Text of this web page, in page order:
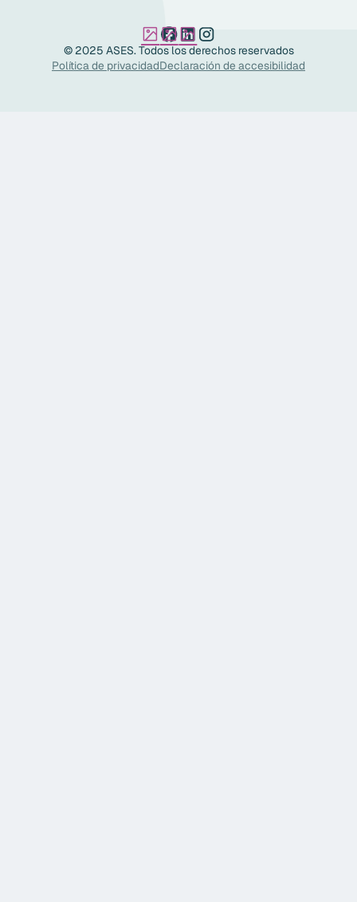
© 2025 ASES. Todos los derechos reservados
Política de privacidadDeclaración de accesibilidad